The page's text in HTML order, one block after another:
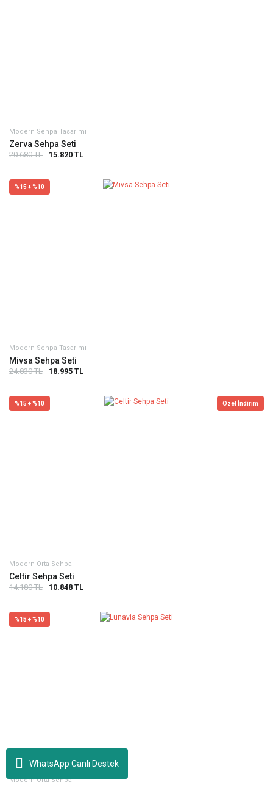
WhatsApp Canlı Destek
Modern Sehpa Tasarımı
Zerva Sehpa Seti
20.680 TL 15.820 TL
%15 + %10
Modern Sehpa Tasarımı
Mivsa Sehpa Seti
24.830 TL 18.995 TL
%15 + %10 Özel İndirim
Modern Orta Sehpa
Celtir Sehpa Seti
14.180 TL 10.848 TL
%15 + %10
Modern Orta Sehpa